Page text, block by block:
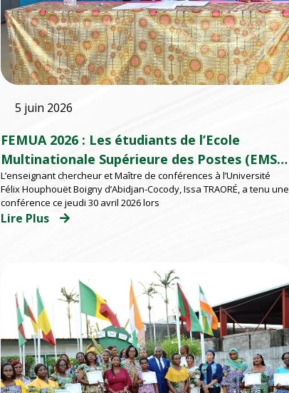
5 juin 2026
FEMUA 2026 : Les étudiants de l’Ecole
Multinationale Supérieure des Postes (EMSP)
d’Abidjan répondent présents
L’enseignant chercheur et Maître de conférences à l’Université
Félix Houphouët Boigny d’Abidjan-Cocody, Issa TRAORÉ, a tenu une
conférence ce jeudi 30 avril 2026 lors
Lire Plus